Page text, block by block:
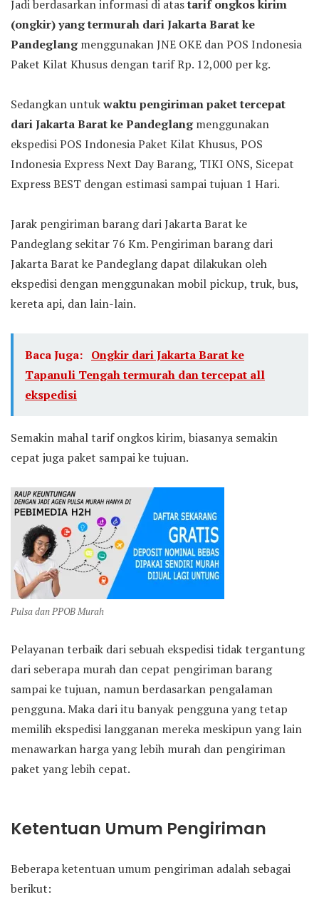
Jadi berdasarkan informasi di atastarif ongkos kirim
(ongkir) yang termurah dari Jakarta Barat ke
Pandeglangmenggunakan JNE OKE dan POS Indonesia
Paket Kilat Khusus dengan tarif Rp. 12,000 per kg.
Sedangkan untukwaktu pengiriman paket tercepat
dari Jakarta Barat ke Pandeglangmenggunakan
ekspedisi POS Indonesia Paket Kilat Khusus, POS
Indonesia Express Next Day Barang, TIKI ONS, Sicepat
Express BEST dengan estimasi sampai tujuan 1 Hari.
Jarak pengiriman barang dari Jakarta Barat ke
Pandeglang sekitar 76 Km. Pengiriman barang dari
Jakarta Barat ke Pandeglang dapat dilakukan oleh
ekspedisi dengan menggunakan mobil pickup, truk, bus,
kereta api, dan lain-lain.
Baca Juga: Ongkir dari Jakarta Barat ke
Tapanuli Tengah termurah dan tercepat all
ekspedisi
Semakin mahal tarif ongkos kirim, biasanya semakin
cepat juga paket sampai ke tujuan.
Pulsa dan PPOB Murah
Pelayanan terbaik dari sebuah ekspedisi tidak tergantung
dari seberapa murah dan cepat pengiriman barang
sampai ke tujuan, namun berdasarkan pengalaman
pengguna. Maka dari itu banyak pengguna yang tetap
memilih ekspedisi langganan mereka meskipun yang lain
menawarkan harga yang lebih murah dan pengiriman
paket yang lebih cepat.
Ketentuan Umum Pengiriman
Beberapa ketentuan umum pengiriman adalah sebagai
berikut: